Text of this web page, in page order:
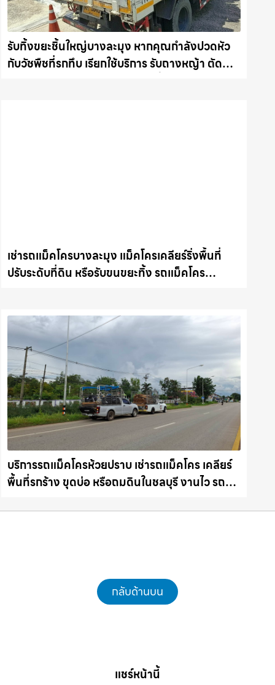
รับทิ้งขยะชิ้นใหญ่บางละมุง หากคุณกำลังปวดหัว
กับวัชพืชที่รกทึบ เรียกใช้บริการ รับถางหญ้า ตัด
เช่ารถแม็คโครบางละมุง แม็คโครเคลียร์ริ่งพื้นที่
ปรับระดับที่ดิน หรือรับขนขยะทิ้ง รถแม็คโคร
บริการรถแม็คโครห้วยปราบ เช่ารถแม็คโคร เคลียร์
พื้นที่รกร้าง ขุดบ่อ หรือถมดินในชลบุรี งานไว รถ
กลับด้านบน
แชร์หน้านี้